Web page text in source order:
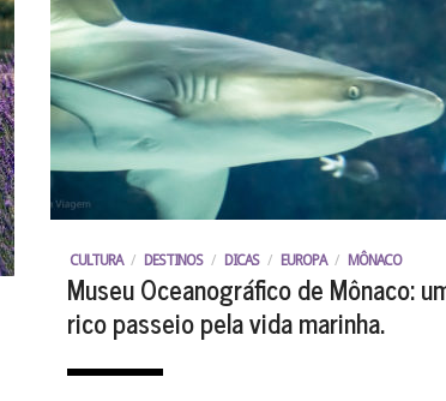
CULTURA / DESTINOS / DICAS / EUROPA / MÔNACO
Museu Oceanográfico de Mônaco:
rico passeio pela vida marinha.